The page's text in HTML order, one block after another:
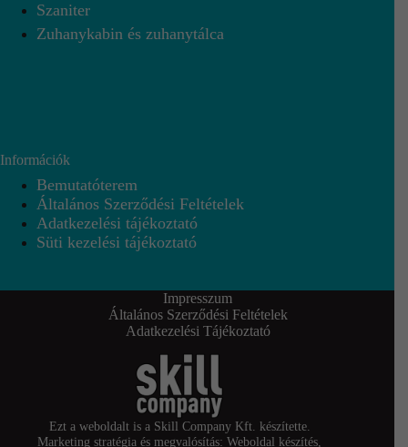
Szaniter
Zuhanykabin és zuhanytálca
Információk
Bemutatóterem
Általános Szerződési Feltételek
Adatkezelési tájékoztató
Süti kezelési tájékoztató
Impresszum
Általános Szerződési Feltételek
Adatkezelési Tájékoztató
Ezt a weboldalt is a Skill Company Kft. készítette.
Marketing stratégia és megvalósítás: Weboldal készítés,